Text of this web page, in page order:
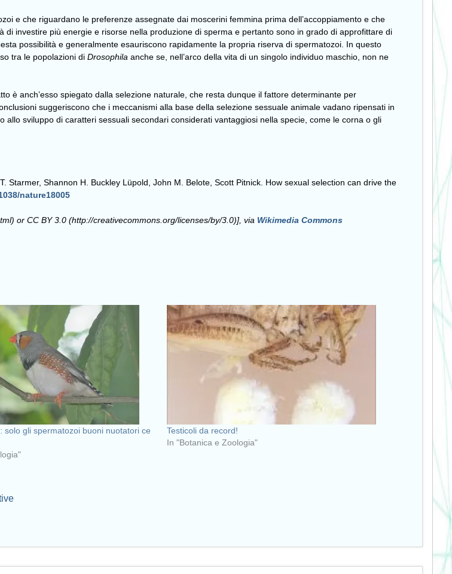
e che riguardano le preferenze assegnate dai moscerini femmina prima dell’accoppiamento e che
investire più energie e risorse nella produzione di sperma e pertanto sono in grado di approfittare di
possibilità e generalmente esauriscono rapidamente la propria riserva di spermatozoi. In questo
tra le popolazioni di Drosophila anche se, nell’arco della vita di un singolo individuo maschio, non ne
è anch’esso spiegato dalla selezione naturale, che resta dunque il fattore determinante per
suggeriscono che i meccanismi alla base della selezione sessuale animale vadano ripensati in
sviluppo di caratteri sessuali secondari considerati vantaggiosi nella specie, come le corna o gli
Starmer, Shannon H. Buckley Lüpold, John M. Belote, Scott Pitnick. How sexual selection can drive the
nature18005
or CC BY 3.0 (http://creativecommons.org/licenses/by/3.0)], via Wikimedia Commons
solo gli spermatozoi buoni nuotatori ce
Testicoli da record!
In "Botanica e Zoologia"